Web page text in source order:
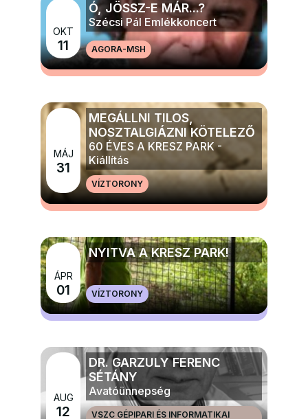
OKT
11
Ó, JÖSSZ-E MÁR...?
Szécsi Pál Emlékkoncert
AGORA-MSHMÉG TÖBB ZENE
MÁJ
31
MEGÁLLNI TILOS,
NOSZTALGIÁZNI KÖTELEZŐ
60 ÉVES A KRESZ PARK -
Kiállítás
VÍZTORONY
MÉG TÖBB ELŐADÁS, TÁNC, KIÁLLÍTÁS
ÁPR
01
NYITVA A KRESZ PARK!
VÍZTORONY
MÉG TÖBB GYERMEK, IFJÚSÁGI ÉS CSALÁDI
PROGRAMOK
AUG
12
DR. GARZULY FERENC
SÉTÁNY
Avatóünnepség
VSZC GÉPIPARI ÉS INFORMATIKAI